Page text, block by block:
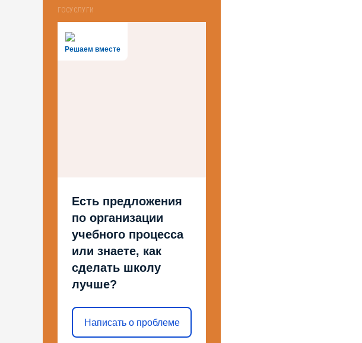
ГОСУСЛУГИ
Решаем вместе
Есть предложения
по организации
учебного процесса
или знаете, как
сделать школу
лучше?
Написать о проблеме